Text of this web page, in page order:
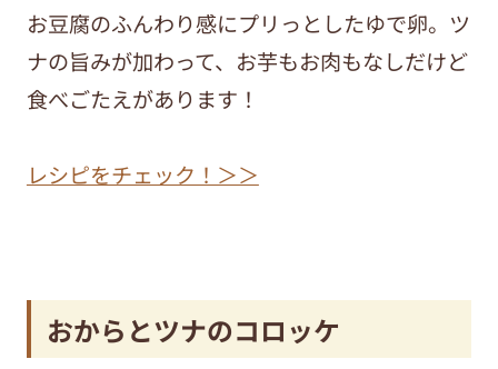
お豆腐のふんわり感にプリっとしたゆで卵。ツ
ナの旨みが加わって、お芋もお肉もなしだけど
食べごたえがあります！
レシピをチェック！＞＞
おからとツナのコロッケ